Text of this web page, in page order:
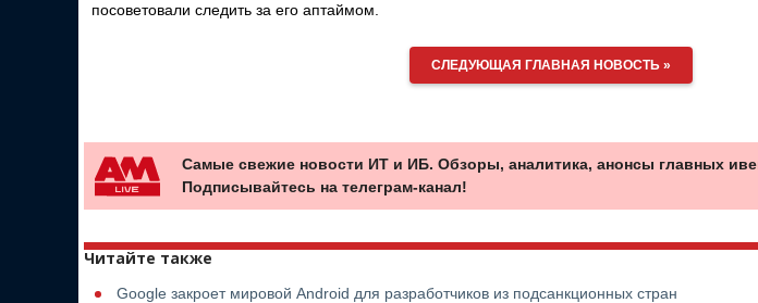
посоветовали следить за его аптаймом.
СЛЕДУЮЩАЯ ГЛАВНАЯ НОВОСТЬ »
Самые свежие новости ИТ и ИБ. Обзоры, аналитика, анонсы главных
Подписывайтесь на телеграм-канал!
Читайте также
Google закроет мировой Android для разработчиков из подсанкционных стран